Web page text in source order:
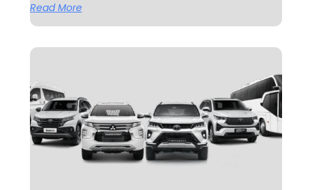
Read More